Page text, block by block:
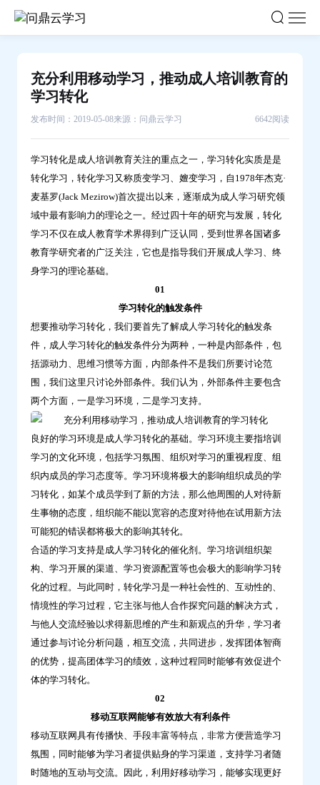
充分利用移动学习，推动成人培训教育的
学习转化
发布时间：2019-05-08来源：问鼎云学习 6642阅读
学习转化是成人培训教育关注的重点之一，学习转化实质是是
转化学习，转化学习又称质变学习、嬗变学习，自1978年杰克·
麦基罗(Jack Mezirow)首次提出以来，逐渐成为成人学习研究领
域中最有影响力的理论之一。经过四十年的研究与发展，转化
学习不仅在成人教育学术界得到广泛认同，受到世界各国诸多
教育学研究者的广泛关注，它也是指导我们开展成人学习、终
身学习的理论基础。
01
学习转化的触发条件
想要推动学习转化，我们要首先了解成人学习转化的触发条
件，成人学习转化的触发条件分为两种，一种是内部条件，包
括源动力、思维习惯等方面，内部条件不是我们所要讨论范
围，我们这里只讨论外部条件。我们认为，外部条件主要包含
两个方面，一是学习环境，二是学习支持。
良好的学习环境是成人学习转化的基础。学习环境主要指培训
学习的文化环境，包括学习氛围、组织对学习的重视程度、组
织内成员的学习态度等。学习环境将极大的影响组织成员的学
习转化，如某个成员学到了新的方法，那么他周围的人对待新
生事物的态度，组织能不能以宽容的态度对待他在试用新方法
可能犯的错误都将极大的影响其转化。
合适的学习支持是成人学习转化的催化剂。学习培训组织架
构、学习开展的渠道、学习资源配置等也会极大的影响学习转
化的过程。与此同时，转化学习是一种社会性的、互动性的、
情境性的学习过程，它主张与他人合作探究问题的解决方式，
与他人交流经验以求得新思维的产生和新观点的升华，学习者
通过参与讨论分析问题，相互交流，共同进步，发挥团体智商
的优势，提高团体学习的绩效，这种过程同时能够有效促进个
体的学习转化。
02
移动互联网能够有效放大有利条件
移动互联网具有传播快、手段丰富等特点，非常方便营造学习
氛围，同时能够为学习者提供贴身的学习渠道，支持学习者随
时随地的互动与交流。因此，利用好移动学习，能够实现更好